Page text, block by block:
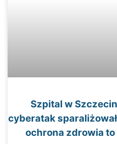
Szpital w
cyberatak
ochrona zdrowia